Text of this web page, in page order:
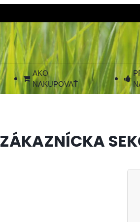
AKO
NAKUPOVAŤ
ZÁKAZNÍCKA